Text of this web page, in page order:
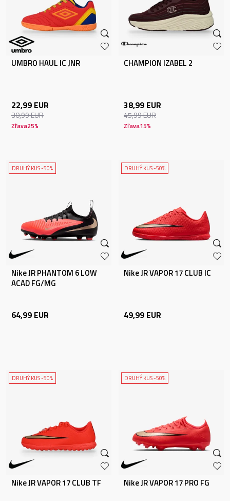
UMBRO HAUL IC JNR
22,99 EUR
30,99EUR
Zľava25%
CHAMPION IZABEL 2
38,99 EUR
45,99EUR
Zľava15%
DRUHÝ KUS -50%
Nike JR PHANTOM 6 LOW
ACAD FG/MG
64,99 EUR
DRUHÝ KUS -50%
Nike JR VAPOR 17 CLUB IC
49,99 EUR
DRUHÝ KUS -50%
Nike JR VAPOR 17 CLUB TF
DRUHÝ KUS -50%
Nike JR VAPOR 17 PRO FG